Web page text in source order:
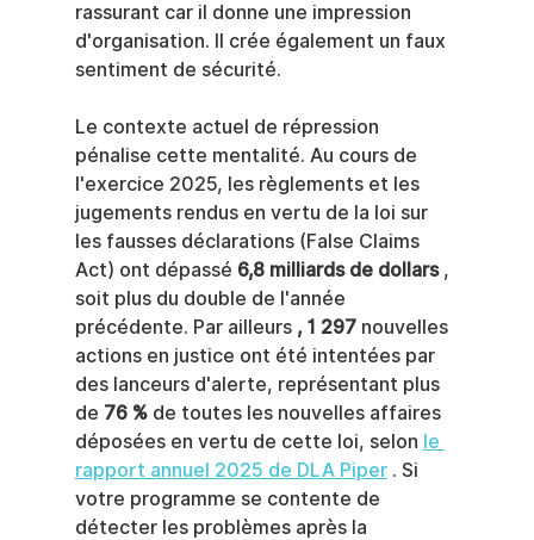
rassurant car il donne une impression
d'organisation. Il crée également un faux
sentiment de sécurité.
Le contexte actuel de répression
pénalise cette mentalité. Au cours de
l'exercice 2025, les règlements et les
jugements rendus en vertu de la loi sur
les fausses déclarations (False Claims
Act) ont dépassé 6,8 milliards de dollars ,
soit plus du double de l'année
précédente. Par ailleurs , 1 297 nouvelles
actions en justice ont été intentées par
des lanceurs d'alerte, représentant plus
de 76 % de toutes les nouvelles affaires
déposées en vertu de cette loi, selon le
rapport annuel 2025 de DLA Piper . Si
votre programme se contente de
détecter les problèmes après la